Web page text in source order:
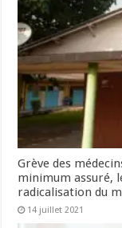
Grève des
minimum assuré,
radicalisation du
14 juillet 2021